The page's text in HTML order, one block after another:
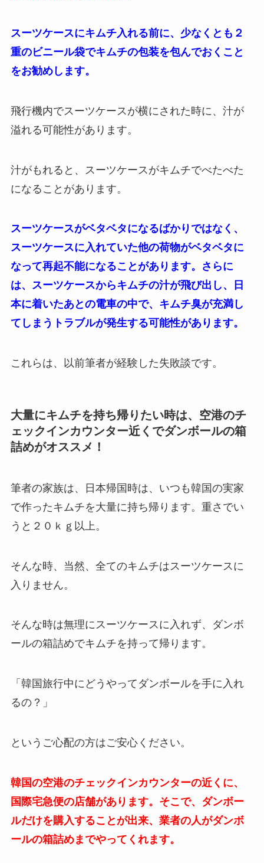
スーツケースにキムチ入れる前に、少なくとも２
重のビニール袋でキムチの包装を包んでおくこと
をお勧めします。
飛行機内でスーツケースが横にされた時に、汁が
溢れる可能性があります。
汁がもれると、スーツケースがキムチでべたべた
になることがあります。
スーツケースがベタベタになるばかりではなく、
スーツケースに入れていた他の荷物がベタベタに
なって再起不能になることがあります。さらに
は、スーツケースからキムチの汁が飛び出し、日
本に着いたあとの電車の中で、キムチ臭が充満し
てしまうトラブルが発生する可能性があります。
これらは、以前筆者が経験した失敗談です。
大量にキムチを持ち帰りたい時は、空港のチ
ェックインカウンター近くでダンボールの箱
詰めがオススメ！
筆者の家族は、日本帰国時は、いつも韓国の実家
で作ったキムチを大量に持ち帰ります。重さでい
うと２０ｋｇ以上。
そんな時、当然、全てのキムチはスーツケースに
入りません。
そんな時は無理にスーツケースに入れず、ダンボ
ールの箱詰めでキムチを持って帰ります。
「韓国旅行中にどうやってダンボールを手に入れ
るの？」
というご心配の方はご安心ください。
韓国の空港のチェックインカウンターの近くに、
国際宅急便の店舗があります。そこで、ダンボー
ルだけを購入することが出来、業者の人がダンボ
ールの箱詰めまでやってくれます。